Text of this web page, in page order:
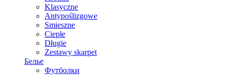
Klasyczne
Antypoślizgowe
Smieszne
Ciepłe
Długie
Zestawy skarpet
Белье
Футболки